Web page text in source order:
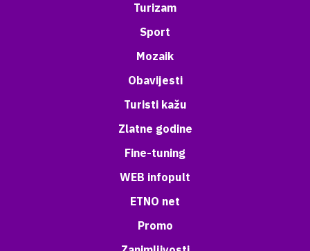
Turizam
Sport
Mozaik
Obavijesti
Turisti kažu
Zlatne godine
Fine-tuning
WEB infopult
ETNO net
Promo